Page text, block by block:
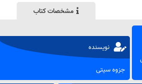
مشخصات کتاب
نویسنده
جزوه سیتی